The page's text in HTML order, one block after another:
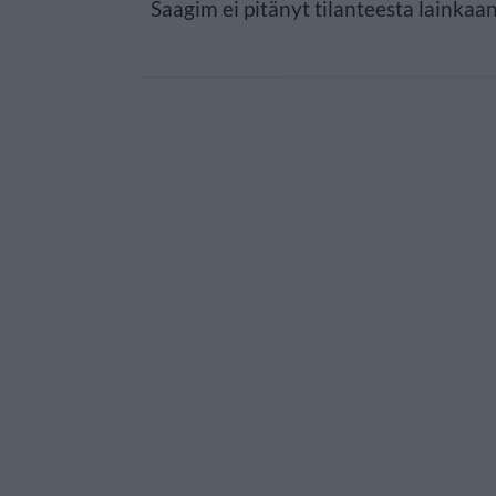
Saagim ei pitänyt tilanteesta